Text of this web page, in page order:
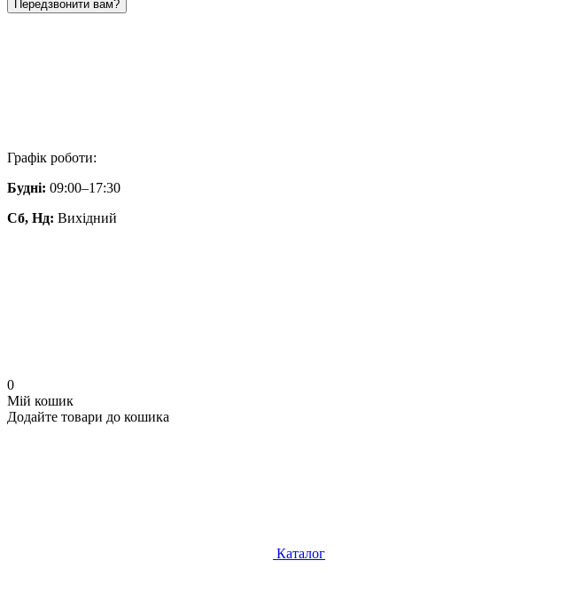
Передзвонити вам?
Графік роботи:
Будні: 09:00–17:30
Сб, Нд: Вихідний
0
Мій кошик
Додайте товари до кошика
Каталог